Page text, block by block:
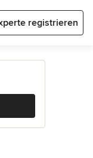
registrieren